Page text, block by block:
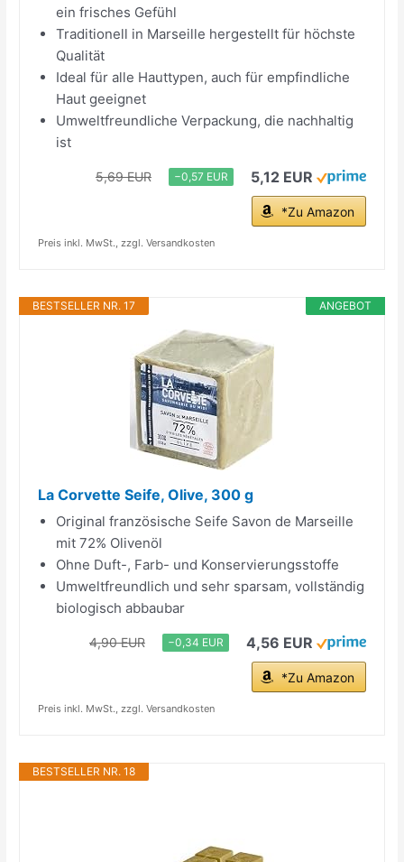
ein frisches Gefühl
Traditionell in Marseille hergestellt für höchste
Qualität
Ideal für alle Hauttypen, auch für empfindliche
Haut geeignet
Umweltfreundliche Verpackung, die nachhaltig
ist
5,69 EUR −0,57 EUR 5,12 EUR
*Zu Amazon
Preis inkl. MwSt., zzgl. Versandkosten
ANGEBOT
BESTSELLER NR. 17
La Corvette Seife, Olive, 300 g
Original französische Seife Savon de Marseille
mit 72% Olivenöl
Ohne Duft-, Farb- und Konservierungsstoffe
Umweltfreundlich und sehr sparsam, vollständig
biologisch abbaubar
4,90 EUR −0,34 EUR 4,56 EUR
*Zu Amazon
Preis inkl. MwSt., zzgl. Versandkosten
BESTSELLER NR. 18